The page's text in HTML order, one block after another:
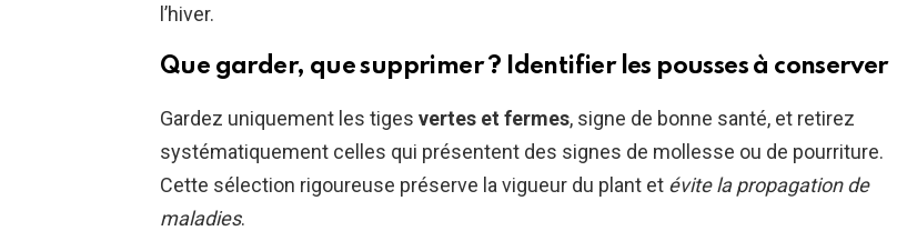
l’hiver.
Que garder, que supprimer ? Identifier les pousses à conserver
Gardez uniquement les tiges vertes et fermes, signe de bonne santé, et retirez
systématiquement celles qui présentent des signes de mollesse ou de pourriture.
Cette sélection rigoureuse préserve la vigueur du plant et évite la propagation de
maladies.